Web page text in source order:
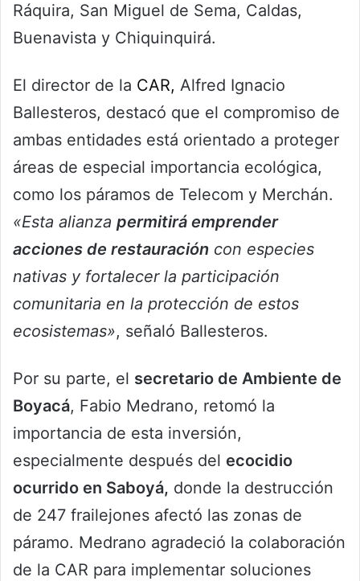
Ráquira, San Miguel de Sema, Caldas,
Buenavista y Chiquinquirá.
El director de la CAR, Alfred Ignacio
Ballesteros, destacó que el compromiso de
ambas entidades está orientado a proteger
áreas de especial importancia ecológica,
como los páramos de Telecom y Merchán.
«Esta alianza permitirá emprender
acciones de restauración con especies
nativas y fortalecer la participación
comunitaria en la protección de estos
ecosistemas», señaló Ballesteros.
Por su parte, el secretario de Ambiente de
Boyacá, Fabio Medrano, retomó la
importancia de esta inversión,
especialmente después del ecocidio
ocurrido en Saboyá, donde la destrucción
de 247 frailejones afectó las zonas de
páramo. Medrano agradeció la colaboración
de la CAR para implementar soluciones